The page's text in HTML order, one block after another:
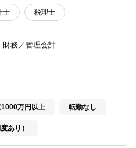
別転職相談会・セミナー
公開求人とは？
士 税理士
財務／管理会計
万円以上 転勤なし
あり）